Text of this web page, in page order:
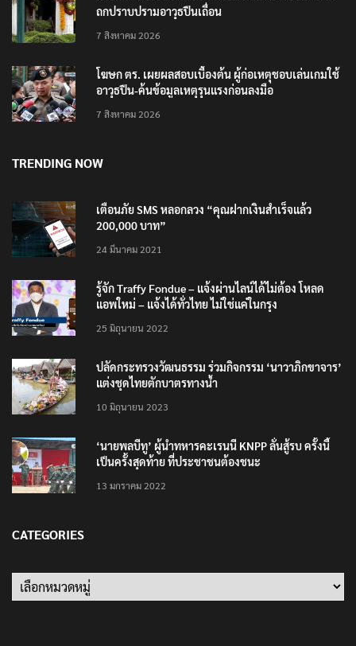
ถกปราบปรามอาวุธปืนเถื่อน
7 สิงหาคม 2026
โฆษก ตร. เผยผลสอบเบื้องต้น ผู้ก่อเหตุชอบเล่นเกมใช้
อาวุธปืน-ค้นข้อมูลเหตุรุนแรงก่อนลงมือ
7 สิงหาคม 2026
TRENDING NOW
เตือนภัย SMS หลอกลวง “คุณฝากเงินสำเร็จแล้ว
200,000 บาท”
24 มีนาคม 2021
รู้จัก Traffy Fondue – แจ้งผ่านไลน์ได้ไม่ต้อง โหลด
แอพใหม่ – แจ้งได้ทั่วไทย ไม่ใช่แค่ในกรุง
25 มิถุนายน 2022
ปลัดกระทรวงวัฒนธรรม ร่วมกิจกรรม ‘นาวาภิกขาจาร’
แต่งชุดไทยตักบาตรทางน้ำ
10 มิถุนายน 2023
‘นายพลบีทู’ ผู้นำทหารคะเรนนี KNPP ลั่นสู้รบ ครั้งนี้
เป็นครั้งสุดท้าย ที่ประชาชนต้องชนะ
13 มกราคม 2022
CATEGORIES
Categories